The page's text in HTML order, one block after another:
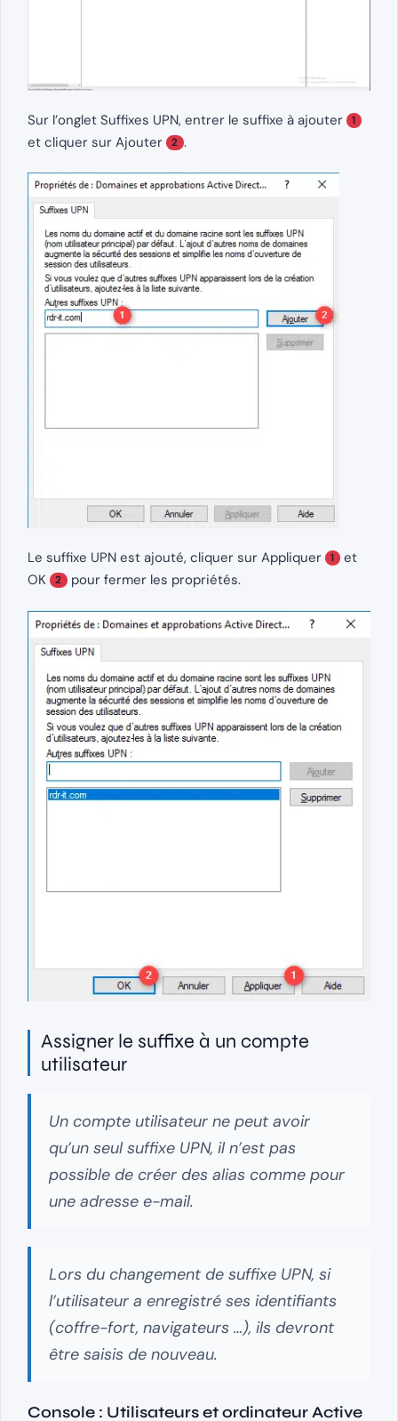
Sur l’onglet Suffixes UPN, entrer le suffixe à ajouter 1
et cliquer sur Ajouter 2 .
Le suffixe UPN est ajouté, cliquer sur Appliquer 1 et
OK
2 pour fermer les propriétés.
Assigner le suffixe à un compte
utilisateur
Un compte utilisateur ne peut avoir
qu’un seul suffixe UPN, il n’est pas
possible de créer des alias comme pour
une adresse e-mail.
Lors du changement de suffixe UPN, si
l’utilisateur a enregistré ses identifiants
(coffre-fort, navigateurs …), ils devront
être saisis de nouveau.
Console : Utilisateurs et ordinateur Active